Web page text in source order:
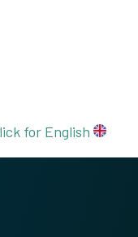
for English